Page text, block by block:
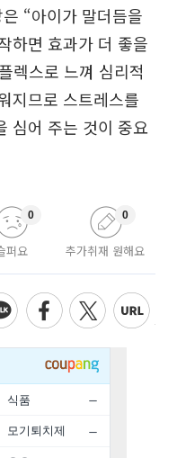
“아이가 말더듬을
하면 효과가 더 좋을
렉스로 느껴 심리적
지므로 스트레스를
심어 주는 것이 중요
퍼요
0
추가취재 원해요
0